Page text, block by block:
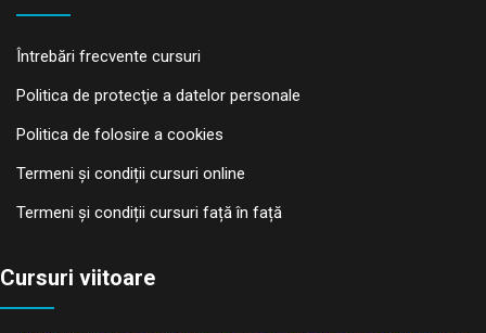
Întrebări frecvente cursuri
Politica de protecţie a datelor personale
Politica de folosire a cookies
Termeni și condiții cursuri online
Termeni și condiții cursuri față în față
Cursuri viitoare